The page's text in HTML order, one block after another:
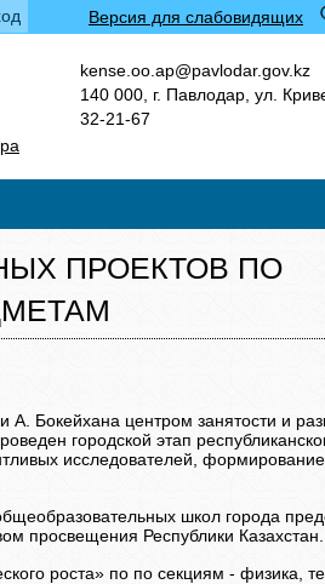
Версия для слабовидящих
kense.oo.ap@pavlodar.gov.kz
140 000, г. Павлодар, ул.
32-21-67
ПРОЕКТОВ ПО
Бокейхана центром занятости и
городской этап
исследователей, формирование
школ города
просвещения Республики Казахстан.
роста» по по секциям - физика,